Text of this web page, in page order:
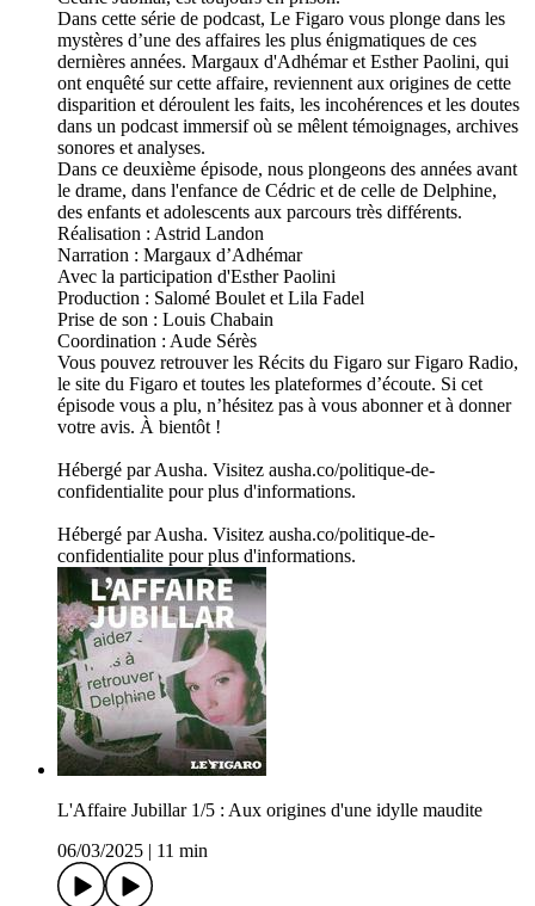
Dans cette série de podcast, Le Figaro vous plonge dans les
mystères d’une des affaires les plus énigmatiques de ces
dernières années. Margaux d'Adhémar et Esther Paolini, qui
ont enquêté sur cette affaire, reviennent aux origines de cette
disparition et déroulent les faits, les incohérences et les doutes
dans un podcast immersif où se mêlent témoignages, archives
sonores et analyses.
Dans ce deuxième épisode, nous plongeons des années avant
le drame, dans l'enfance de Cédric et de celle de Delphine,
des enfants et adolescents aux parcours très différents.
Réalisation : Astrid Landon
Narration : Margaux d’Adhémar
Avec la participation d'Esther Paolini
Production : Salomé Boulet et Lila Fadel
Prise de son : Louis Chabain
Coordination : Aude Sérès
Vous pouvez retrouver les Récits du Figaro sur Figaro Radio,
le site du Figaro et toutes les plateformes d’écoute. Si cet
épisode vous a plu, n’hésitez pas à vous abonner et à donner
votre avis. À bientôt !
Hébergé par Ausha. Visitez ausha.co/politique-de-
confidentialite pour plus d'informations.
Hébergé par Ausha. Visitez ausha.co/politique-de-
confidentialite pour plus d'informations.
L'Affaire Jubillar 1/5 : Aux origines d'une idylle maudite
06/03/2025
11 min